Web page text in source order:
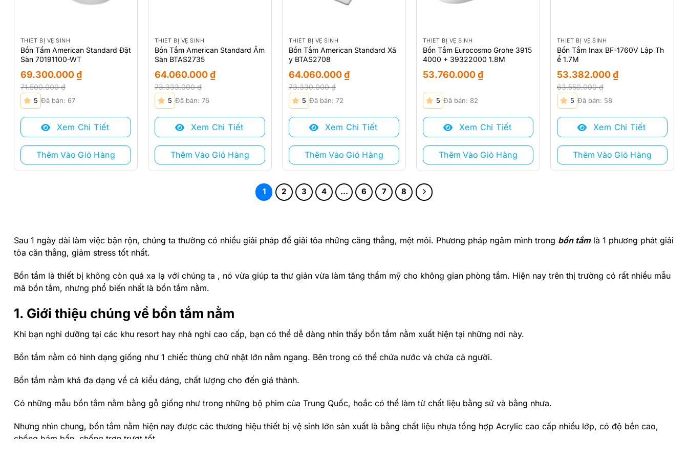
Sau 1 ngày dài làm việc bận rộn, chúng ta thường có nhiều giải pháp để giải tỏa những căng thẳng, mệt mỏi. Phương pháp ngâm mình trong bồn tắmlà 1 phương phát giải
tỏa căn thẳng, giảm stress tốt nhất.
Bồn tắm là thiết bị không còn quá xa lạ với chúng ta , nó vừa giúp ta thư giản vừa làm tăng thẩm mỹ cho không gian phòng tắm. Hiện nay trên thị trường có rất nhiều mẫu
mã bồn tắm, nhưng phổ biến nhất là bồn tắm nằm.
1. Giới thiệu chúng về bồn tắm nằm
Khi bạn nghỉ dưỡng tại các khu resort hay nhà nghỉ cao cấp, bạn có thể dễ dàng nhìn thấy bồn tắm nằm xuất hiện tại những nơi này.
Bồn tắm nằm có hình dạng giống như 1 chiếc thùng chữ nhật lớn nằm ngang. Bên trong có thể chứa nước và chứa cả người.
Bồn tắm nằm khá đa dạng về cả kiểu dáng, chất lượng cho đến giá thành.
Có những mẫu bồn tắm nằm bằng gỗ giống như trong những bộ phim của Trung Quốc, hoắc có thể làm từ chất liệu bằng sứ và bằng nhưa.
Nhưng nhìn chung, bồn tắm nằm hiện nay được các thương hiệu thiết bị vệ sinh lớn sản xuất là bằng chất liệu nhựa tổng hợp Acrylic cao cấp nhiều lớp, có độ bền cao,
chống bám bẩn, chống trơn trượt tốt.
THIẾT BỊ VỆ SINH
Bồn Tắm American Standard Đặt
Sàn 70191100-WT
71.500.000₫
Giá
gốc
là:
71.500.000 ₫.
69.300.000₫
Giá
hiện
tại
69.300.000 ₫.
5 Đã bán: 67
Xem Chi Tiết
Thêm Vào Giỏ Hàng
THIẾT BỊ VỆ SINH
Bồn Tắm American Standard Âm
Sàn BTAS2735
73.333.000₫
Giá
gốc
là:
73.333.000 ₫.
64.060.000₫
Giá
hiện
tại
64.060.000 ₫.
5 Đã bán: 76
Xem Chi Tiết
Thêm Vào Giỏ Hàng
THIẾT BỊ VỆ SINH
Bồn Tắm American Standard Xâ
y BTAS2708
73.330.000₫
Giá
gốc
là:
73.330.000 ₫.
64.060.000₫
Giá
hiện
tại
64.060.000 ₫.
5 Đã bán: 72
Xem Chi Tiết
Thêm Vào Giỏ Hàng
THIẾT BỊ VỆ SINH
Bồn Tắm Eurocosmo Grohe 3915
4000 + 39322000 1.8M
53.760.000₫
5 Đã bán: 82
Xem Chi Tiết
Thêm Vào Giỏ Hàng
THIẾT BỊ VỆ SINH
Bồn Tắm Inax BF-1760V Lập Th
ể 1.7M
63.550.000₫
Giá
gốc
là:
63.550.000 ₫.
53.382.000₫
Giá
hiện
tại
53.382.000 ₫.
5 Đã bán: 58
Xem Chi Tiết
Thêm Vào Giỏ Hàng
1 2 3 4 … 6 7 8